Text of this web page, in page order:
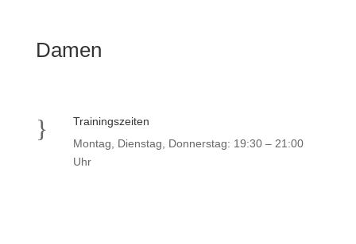
Damen
}
Trainingszeiten
Montag, Dienstag, Donnerstag: 19:30 – 21:00
Uhr